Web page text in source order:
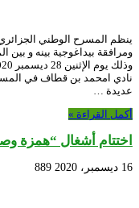
ينظم المسرح الوطني
ومرافقة بيداغوجية بينه و
نادي امحمد بن قطاف في
عديدة …
أكمل القراءة »
اختتام أشغال “همزة
16 ديسمبر، 2020 889